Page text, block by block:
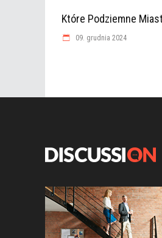
Które Podziemne
09. grudnia 2024